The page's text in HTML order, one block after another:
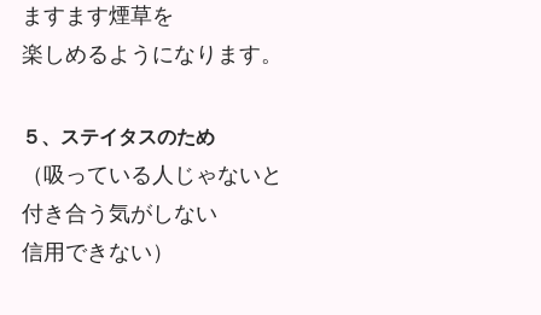
ますます煙草を
楽しめるようになります。
５、ステイタスのため
（吸っている人じゃないと
付き合う気がしない
信用できない）